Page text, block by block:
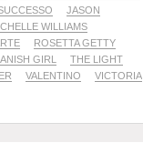
JASON
WILLIAMS
ROSETTA GETTY
GIRL
THE LIGHT
VALENTINO
VICTORIA